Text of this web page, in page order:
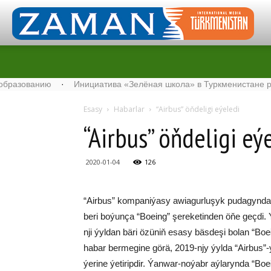
· Инициатива «Зелёная школа» в Туркменистане
Esasy Habarlar “Air­bus” öň­de­li­gi eýe­le­di
“Air­bus” öň­de­li­gi
2020-01-04 126
“Air­bus” kom­pa­ni­ýa­sy awia­gur­lu­şyk
be­ri bo­ýun­ça “Boeing” şe­re­ke­tin­den öňe
nji ýyl­dan bä­ri özü­niň esa­sy bäs­de­şi bo­lan
ha­bar ber­me­gi­ne gö­rä, 2019-njy ýyl­da
ýerine ýetiripdir. Ýan­war-no­ýabr aý­la­ryn­da